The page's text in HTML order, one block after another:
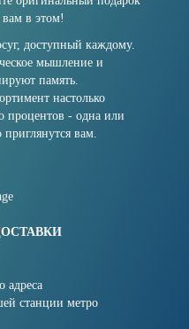
в этом!
доступный каждому.
мышление и
память.
настолько
процентов - одна или
приглянутся вам.
адреса
станции метро